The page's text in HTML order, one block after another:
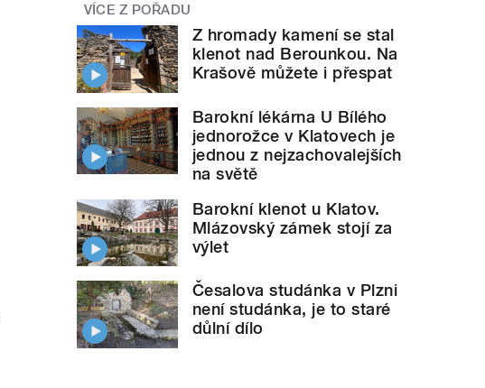
VÍCE Z POŘADU
Z hromady kamení se stal
klenot nad Berounkou. Na
Krašově můžete i přespat
Barokní lékárna U Bílého
jednorožce v Klatovech je
jednou z nejzachovalejších
na světě
Barokní klenot u Klatov.
Mlázovský zámek stojí za
výlet
Česalova studánka v Plzni
není studánka, je to staré
důlní dílo